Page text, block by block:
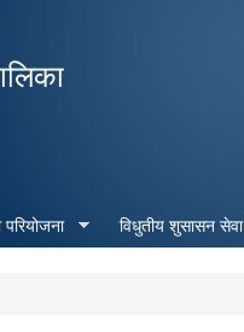
विधुतीय शुसासन सेवा